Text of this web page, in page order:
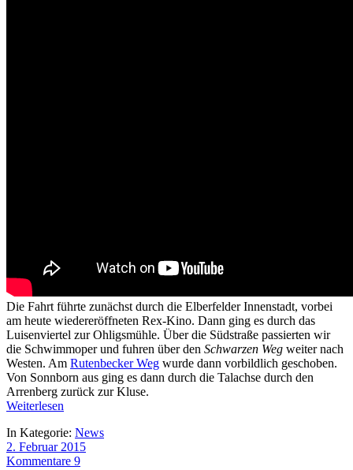
Die Fahrt führte zunächst durch die Elberfelder Innenstadt, vorbei
am heute wiedereröffneten Rex-Kino. Dann ging es durch das
Luisenviertel zur Ohligsmühle. Über die Südstraße passierten wir
die Schwimmoper und fuhren über den Schwarzen Weg weiter nach
Westen. Am Rutenbecker Weg wurde dann vorbildlich geschoben.
Von Sonnborn aus ging es dann durch die Talachse durch den
Arrenberg zurück zur Kluse.
Weiterlesen
In Kategorie: News
2. Februar 2015
Kommentare 9